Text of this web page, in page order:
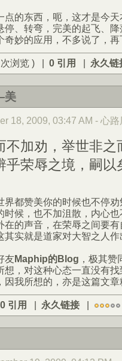
的东西，呃，这才是今
停、转弯，完美的起飞、
奇妙的应用，不多说了，
次浏览 ) | 0 引用 | 永久链
美
18, 2009, 03:47 AM - 心
不加劝，举世非之
乎荣辱之境，嗣以
赞美你的时候也不停劝
时候，也不加沮散，内心
在的声音，在荣辱之间要
其实就是道家对大智之人
友Maphip的Blog ，极其
想，对这种心态一直没有
因我所想的，亦是这篇文
0 引用 | 永久链接 |